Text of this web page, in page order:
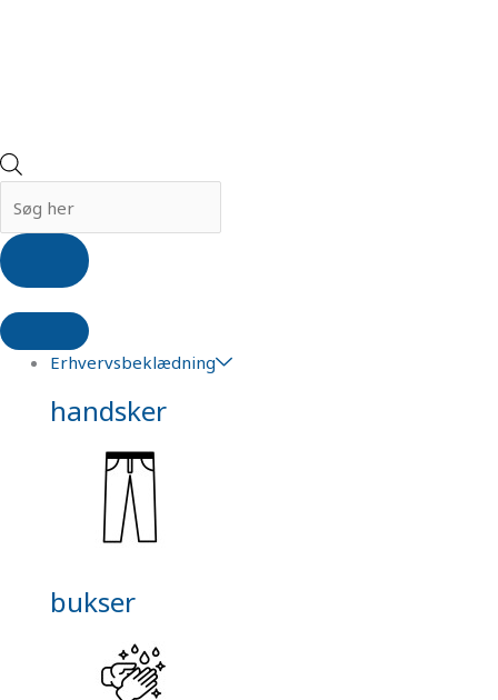
Erhvervsbeklædning
handsker
bukser